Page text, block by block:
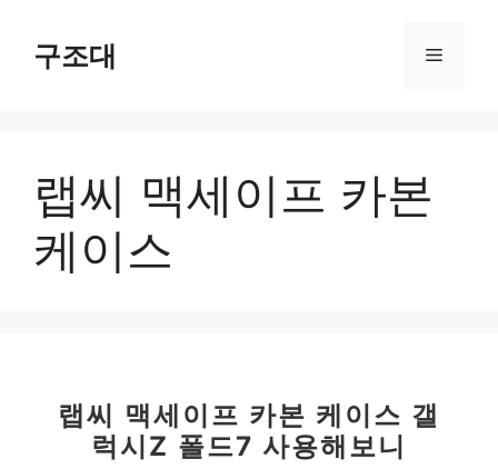
구조대 메
랩씨 맥세이프 카본
케이스
랩씨 맥세이프 카본 케이스 갤
럭시Z 폴드7 사용해보니